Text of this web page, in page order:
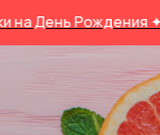
✦